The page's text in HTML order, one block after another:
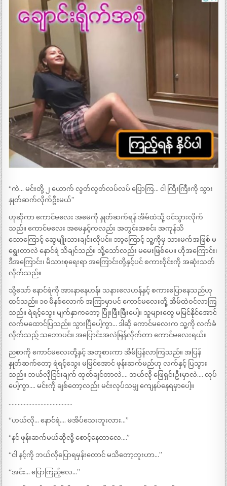
“ကဲ… မင်းတို့ ၂ ယောက် လွတ်လွတ်လပ်လပ် ပြောကြ… ငါ ကြီးကြီးကို သွား
နှုတ်ဆက်လိုက်ဦးမယ်”
ဟုဆိုကာ ကောင်မလေး အမေကို နှုတ်ဆက်ရန် အိမ်ထဲသို့ ဝင်သွားလိုက်
သည်။ ကောင်မလေး အမေနှင့်ကလည်း အတွင်းအစင်း အကုန်သိ
သောကြောင့် ဆွေမျိုးသားချင်းလိုပင်။ ဘာ့ကြောင့် သူ့ကိုမှ သားမက်အဖြစ် မ
ရွေးတာလဲ နောင်ရဲ သိချင်သည်။ သို့သော်လည်း မမေးဖြစ်ပေ။ ဟိုအကြောင်း၊
ဒီအကြောင်း၊ မိသားစုရေးရာ အကြောင်းတို့နှင့်ပင် စကားဝိုင်းကို အဆုံးသတ်
လိုက်သည်။
သို့သော် နောင်ရဲကို အားနာနေဟန်၊ သနားလေဟန်နှင့် စကားပြောနေသည်ဟု
ထင်သည်။ ၁၀ မိနစ်လောက် အကြာမှာပင် ကောင်မလေးတို့ အိမ်ထဲဝင်လာကြ
သည်။ ရဲရင့်သွေး မျက်နှာကတော့ ပြုံးဖြီးဖြီးပေါ့။ သူများတွေ မမြင်နိုင်အောင်
လက်မထောင်ပြသည်။ သွားပြီပေါ့ကွာ… ဒါဆို ကောင်မလေးက သူ့ကို လက်ခံ
လိုက်သည့် သဘောပင်။ အပြောင်းအလဲမြန်လိုက်တာ ကောင်မလေးရယ်။
ညစာကို ကောင်မလေးတို့နှင့် အတူစားကာ အိမ်ပြန်လာကြသည်။ အပြန်
နှုတ်ဆက်တော့ ရဲရင့်သွေး မမြင်အောင် ဖုန်းဆက်မည်ဟု လက်နှင့် ပြသွား
သည်။ ဘယ်လိုငြင်းချက် ထုတ်ချင်တာလဲ…. ဘယ်လို ဖြေရှင်းဦးမှာလဲ…. လုပ်
ပေါ့ကွာ…. မင်းကို ချစ်တော့လည်း မင်းလုပ်သမျှ ကျေနပ်နေရမှာပေါ့။
……………………………………
“ဟယ်လို… နောင်ရဲ…. မအိပ်သေးဘူးလား…”
“နင် ဖုန်းဆက်မယ်ဆိုလို့ စောင့်နေတာလေ….”
“ငါ နင့်ကို ဘယ်လိုပြောရမှန်းတောင် မသိတော့ဘူးဟာ…”
“အင်း… ပြောကြည့်လေ…”